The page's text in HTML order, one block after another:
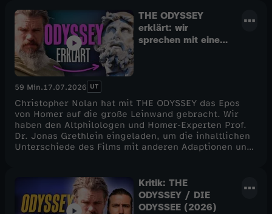
THE ODYSSEY
erklärt: wir
sprechen mit einem
59 Min.17.07.2026 UT
Christopher Nolan hat mit THE ODYSSEY das Epos
von Homer auf die große Leinwand gebracht. Wir
haben den Altphilologen und Homer-Experten Prof.
Dr. Jonas Grethlein eingeladen, um die inhaltlichen
Unterschiede des Films mit anderen Adaptionen und
Kritik: THE
ODYSSEY / DIE
ODYSSEE (2026)